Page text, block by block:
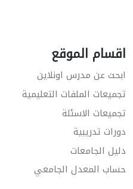
اقسام الموقع
ابحث عن مدرس اونلاين
تجميعات الملفات التعليمية
تجميعات الاسئلة
دورات تدريبية
دليل الجامعات
حساب المعدل الجامعي